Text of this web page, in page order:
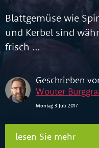
Blattgemüse wie
und Kerbel sind
frisch …
Geschrieben
Wouter
Montag 3 Juli 2017
lesen Sie mehr